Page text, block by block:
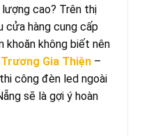
cao? Trên thị
cửa hàng cung cấp
khoăn không biết nên
Trương Gia Thiện –
công đèn led ngoài
sẽ là gợi ý hoàn